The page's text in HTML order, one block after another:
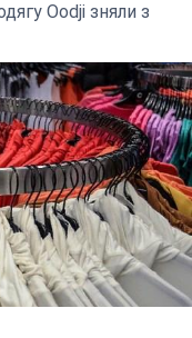
Oodji зняли з